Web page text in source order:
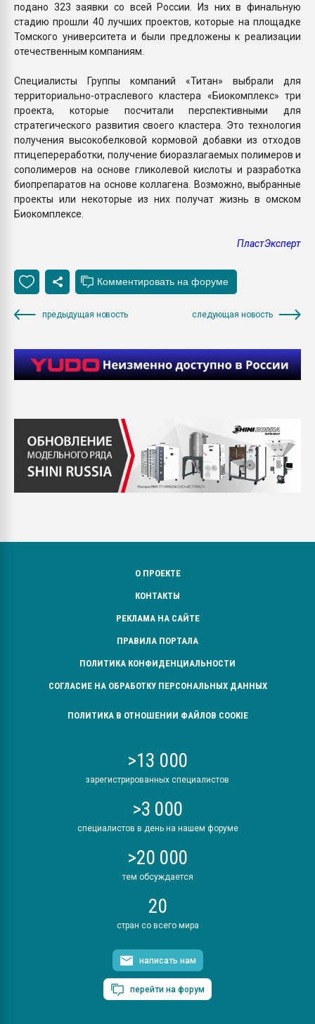
подано 323 заявки со всей России. Из них в финальную
стадию прошли 40 лучших проектов, которые на площадке
Томского университета и были предложены к реализации
отечественным компаниям.
Специалисты Группы компаний «Титан» выбрали для
территориально-отраслевого кластера «Биокомплекс» три
проекта, которые посчитали перспективными для
стратегического развития своего кластера. Это технология
получения высокобелковой кормовой добавки из отходов
птицепереработки, получение биоразлагаемых полимеров и
сополимеров на основе гликолевой кислоты и разработка
биопрепаратов на основе коллагена. Возможно, выбранные
проекты или некоторые из них получат жизнь в омском
Биокомплексе.
ПластЭксперт
предыдущая новость следующая новость
О ПРОЕКТЕ
КОНТАКТЫ
РЕКЛАМА НА САЙТЕ
ПРАВИЛА ПОРТАЛА
ПОЛИТИКА КОНФИДЕНЦИАЛЬНОСТИ
СОГЛАСИЕ НА ОБРАБОТКУ ПЕРСОНАЛЬНЫХ ДАННЫХ
ПОЛИТИКА В ОТНОШЕНИИ ФАЙЛОВ COOKIE
>13 000
зарегистрированных специалистов
>3 000
специалистов в день на нашем форуме
>20 000
тем обсуждается
20
стран со всего мира
написать нам
перейти на форум